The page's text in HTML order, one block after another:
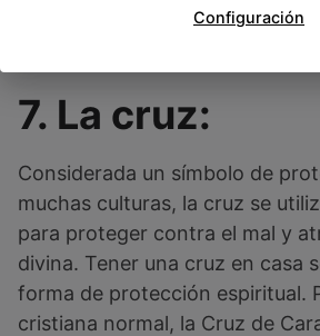
7. La cruz:
Considerada un símbolo de
muchas culturas, la cruz se
para proteger contra el mal y
divina. Tener una cruz en casa
forma de protección espiritual.
cristiana normal, la Cruz de
Configuración